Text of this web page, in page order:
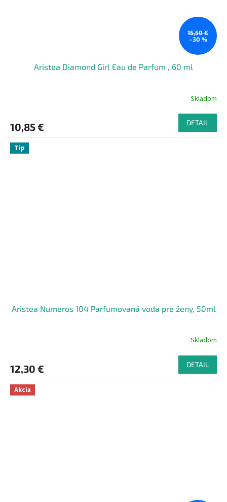
15,50 €
–30 %
Aristea Diamond Girl Eau de Parfum , 60 ml
Skladom
10,85 € DETAIL
Tip
Aristea Numeros 104 Parfumovaná voda pre ženy, 50ml
Skladom
12,30 € DETAIL
Akcia